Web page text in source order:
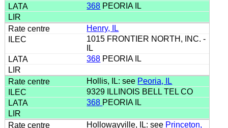
368 PEORIA IL
Henry, IL
1015 FRONTIER NORTH, INC. -
IL
368 PEORIA IL
Hollis, IL: see Peoria, IL
9329 ILLINOIS BELL TEL CO
368 PEORIA IL
Hollowayville, IL: see Princeton,